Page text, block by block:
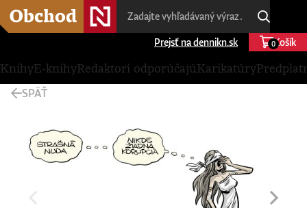
Prejsť na dennikn.sk Košík
0
KnihyE-knihyRedaktori odporúčajúKarikatúry
SPÄŤ